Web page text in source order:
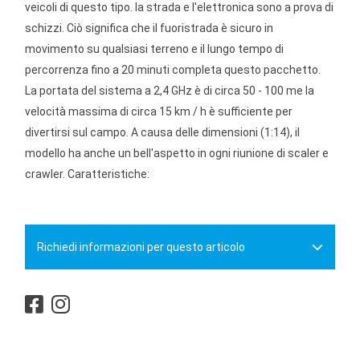
veicoli di questo tipo. la strada e l'elettronica sono a prova di
schizzi. Ciò significa che il fuoristrada è sicuro in
movimento su qualsiasi terreno e il lungo tempo di
percorrenza fino a 20 minuti completa questo pacchetto.
La portata del sistema a 2,4 GHz è di circa 50 - 100 me la
velocità massima di circa 15 km / h è sufficiente per
divertirsi sul campo. A causa delle dimensioni (1:14), il
modello ha anche un bell'aspetto in ogni riunione di scaler e
crawler. Caratteristiche:
Richiedi informazioni per questo articolo